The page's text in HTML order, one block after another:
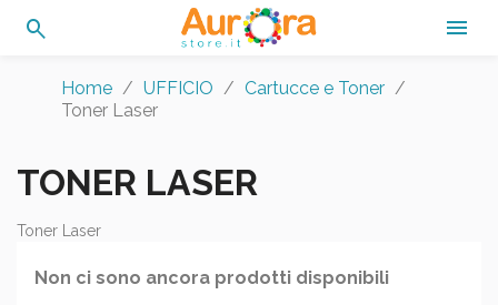
search 
Home UFFICIO
Cartucce e Toner
Toner Laser
TONER LASER
Toner Laser
Non ci sono ancora prodotti disponibili